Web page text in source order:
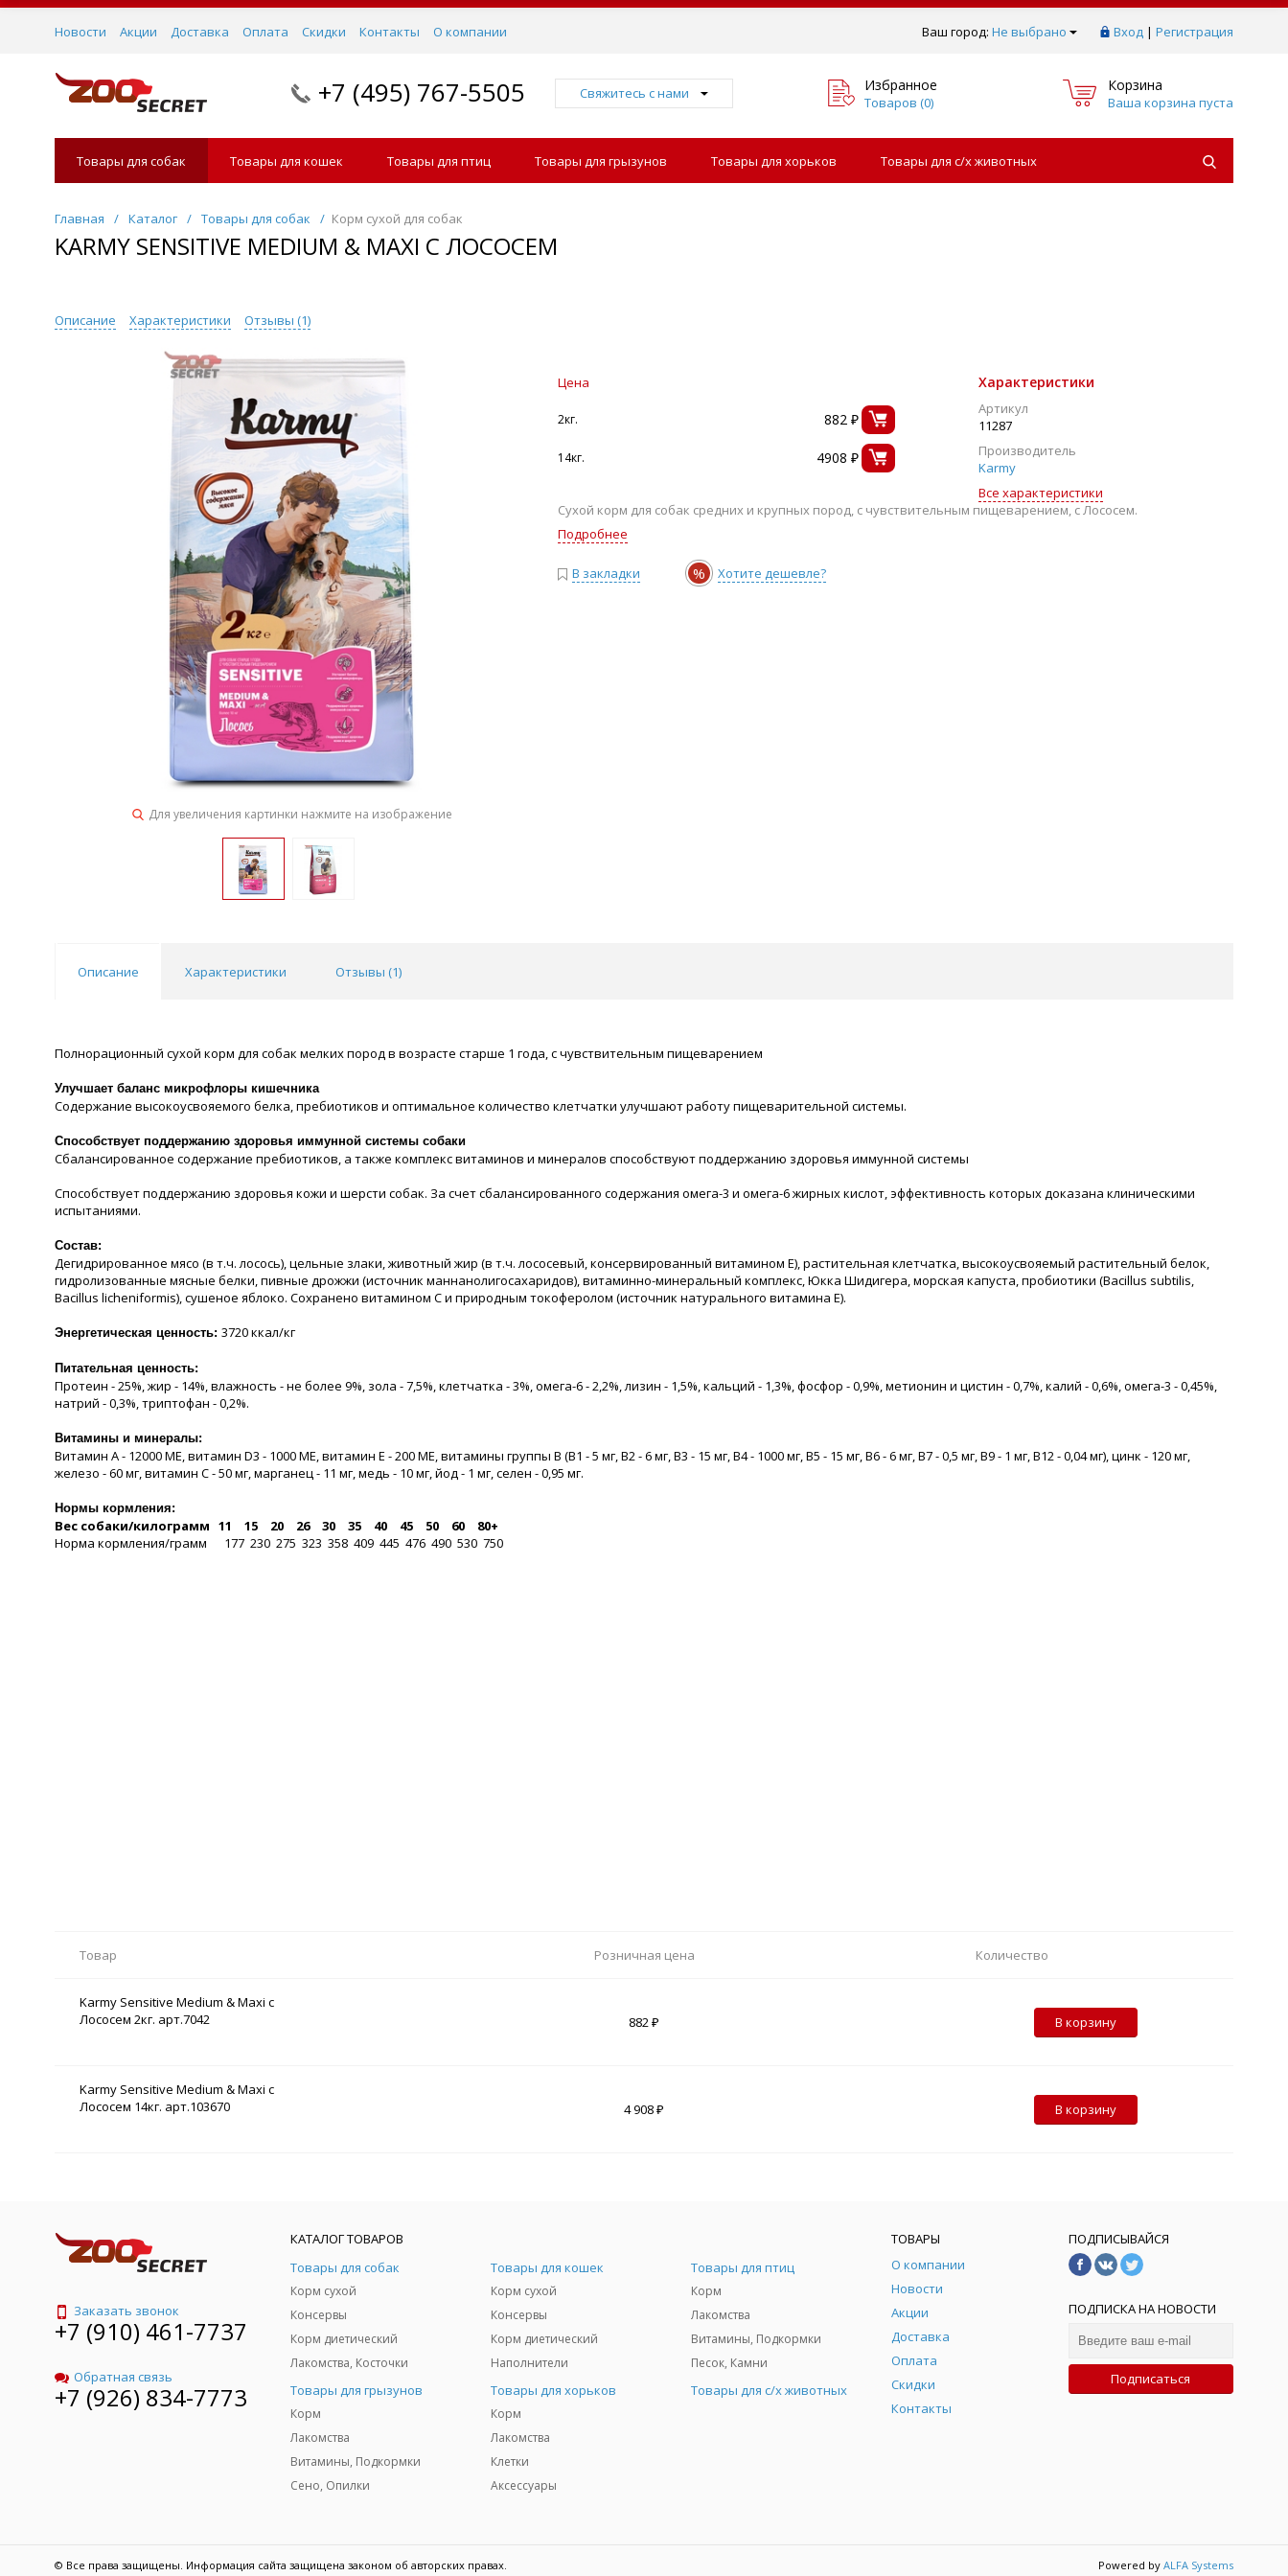
Ваш город: Не выбрано Вход | Регистрация
Новости Акции Доставка Оплата Скидки Контакты О компании
+7 (495) 767-5505 Свяжитесь с нами Избранное
Товаров (0)
Корзина
Ваша корзина пуста
Товары для собак Товары для кошек Товары для птиц Товары для грызунов Товары для хорьков Товары для с/х животных
Главная / Каталог / Товары для собак / Корм сухой для собак
KARMY SENSITIVE MEDIUM & MAXI С ЛОСОСЕМ
Описание Характеристики Отзывы (1)
Для увеличения картинки нажмите на изображение
Цена
2кг. 882 ₽
14кг. 4908 ₽
Характеристики
Артикул
11287
Производитель
Karmy
Все характеристики
Сухой корм для собак средних и крупных пород, с чувствительным пищеварением, с Лососем.
Подробнее
В закладки % Хотите дешевле?
Описание Характеристики Отзывы (1)
Полнорационный сухой корм для собак мелких пород в возрасте старше 1 года, с чувствительным пищеварением
Улучшает баланс микрофлоры кишечника
Содержание высокоусвояемого белка, пребиотиков и оптимальное количество клетчатки улучшают работу пищеварительной системы.
Способствует поддержанию здоровья иммунной системы собаки
Сбалансированное содержание пребиотиков, а также комплекс витаминов и минералов способствуют поддержанию здоровья иммунной системы
Способствует поддержанию здоровья кожи и шерсти собак. За счет сбалансированного содержания омега-3 и омега-6 жирных кислот, эффективность которых доказана клиническими
испытаниями.
Состав:
Дегидрированное мясо (в т.ч. лосось), цельные злаки, животный жир (в т.ч. лососевый, консервированный витамином E), растительная клетчатка, высокоусвояемый растительный белок,
гидролизованные мясные белки, пивные дрожжи (источник маннанолигосахаридов), витаминно-минеральный комплекс, Юкка Шидигера, морская капуста, пробиотики (Bacillus subtilis,
Bacillus licheniformis), сушеное яблоко. Сохранено витамином С и природным токоферолом (источник натурального витамина Е).
Энергетическая ценность: 3720 ккал/кг
Питательная ценность:
Протеин - 25%, жир - 14%, влажность - не более 9%, зола - 7,5%, клетчатка - 3%, омега-6 - 2,2%, лизин - 1,5%, кальций - 1,3%, фосфор - 0,9%, метионин и цистин - 0,7%, калий - 0,6%, омега-3 - 0,45%,
натрий - 0,3%, триптофан - 0,2%.
Витамины и минералы:
Витамин А - 12000 МЕ, витамин D3 - 1000 МЕ, витамин Е - 200 МЕ, витамины группы В (В1 - 5 мг, В2 - 6 мг, В3 - 15 мг, В4 - 1000 мг, В5 - 15 мг, В6 - 6 мг, В7 - 0,5 мг, В9 - 1 мг, В12 - 0,04 мг), цинк - 120 мг,
железо - 60 мг, витамин С - 50 мг, марганец - 11 мг, медь - 10 мг, йод - 1 мг, селен - 0,95 мг.
Нормы кормления:
Вес собаки/килограмм 11 15 20 26 30 35 40 45 50 60
80+
Норма кормления/грамм
177 230 275 323 358 409 445 476 490 530 750
Товар Розничная цена Количество
Karmy Sensitive Medium & Maxi с
Лососем 2кг. арт.7042
882 ₽ В корзину
Karmy Sensitive Medium & Maxi с
Лососем 14кг. арт.103670
4 908 ₽ В корзину
Заказать звонок
+7 (910) 461-7737
Обратная связь
+7 (926) 834-7773
КАТАЛОГ ТОВАРОВ
Товары для собак
Корм сухой
Консервы
Корм диетический
Лакомства, Косточки
Товары для кошек
Корм сухой
Консервы
Корм диетический
Наполнители
Товары для птиц
Корм
Лакомства
Витамины, Подкормки
Песок, Камни
Товары для грызунов
Корм
Лакомства
Витамины, Подкормки
Сено, Опилки
Товары для хорьков
Корм
Лакомства
Клетки
Аксессуары
Товары для с/х животных
ТОВАРЫ
О компании
Новости
Акции
Доставка
Оплата
Скидки
Контакты
ПОДПИСЫВАЙСЯ
ПОДПИСКА НА НОВОСТИ
Подписаться
© Все права защищены. Информация сайта защищена законом об авторских правах. Powered by ALFA Systems